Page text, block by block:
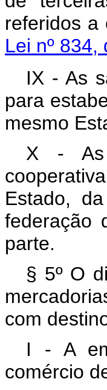
referidos
Lei nº 834,
IX - As
para
mesmo
X - As
Estado,
federação
parte.
§ 5º O
com
I - A
comércio